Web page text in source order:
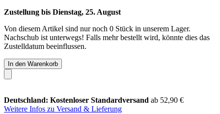
Zustellung bis Dienstag, 25. August
Von diesem Artikel sind nur noch 0 Stück in unserem Lager.
Nachschub ist unterwegs! Falls mehr bestellt wird, könnte dies das
Zustelldatum beeinflussen.
In den Warenkorb
Deutschland: Kostenloser Standardversand ab 52,90 €
Weitere Infos zu Versand & Lieferung